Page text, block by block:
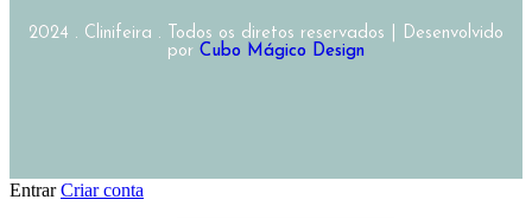
2024 . Clinifeira . Todos os diretos reservados | Desenvolvido
por Cubo Mágico Design
Entrar Criar conta